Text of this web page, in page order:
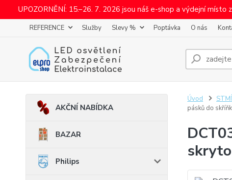
UPOZORNĚNÍ: 15.–26. 7. 2026 jsou náš e-shop a výdejní
REFERENCE Služby Slevy % Poptávka O nás
AKČNÍ NABÍDKA
BAZAR
Philips
Úvod
pásků do